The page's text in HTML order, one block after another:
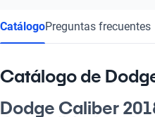
CatálogoPreguntas frecuentes
Catálogo de
Dodge Caliber